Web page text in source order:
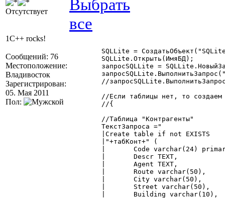
Отсутствует
1C++ rocks!
Сообщений: 76
Местоположение:
Владивосток
Зарегистрирован:
05. Мая 2011
Пол: